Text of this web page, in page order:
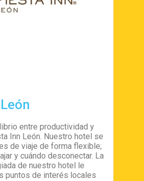
entre productividad y
Inn León. Nuestro hotel se
de viaje de forma flexible;
y cuándo desconectar. La
de nuestro hotel le
puntos de interés locales